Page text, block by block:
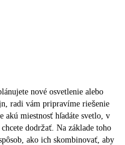
nové osvetlenie alebo
radi vám pripravíme riešenie
akú miestnosť hľadáte svetlo, v
dodržať. Na základe toho
ako ich skombinovať, aby